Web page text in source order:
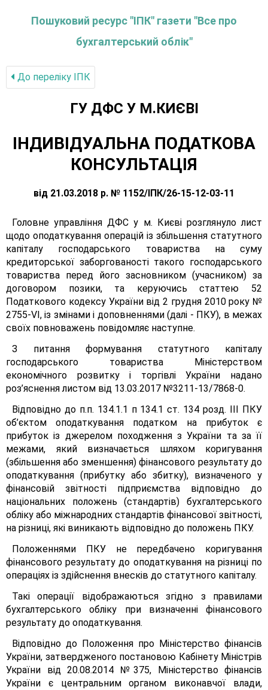
Пошуковий ресурс "ІПК" газети "Все про
бухгалтерський облік"
До переліку IПК
ГУ ДФС У М.КИЄВI
ІНДИВІДУАЛЬНА ПОДАТКОВА
КОНСУЛЬТАЦІЯ
від 21.03.2018 р. № 1152/ІПК/26-15-12-03-11
Головне управління ДФС у м. Києві розглянуло лист
щодо оподаткування операцій із збільшення статутного
капіталу господарського товариства на суму
кредиторської заборгованості такого господарського
товариства перед його засновником (учасником) за
договором позики, та керуючись статтею 52
Податкового кодексу України від 2 грудня 2010 року №
2755-VІ, із змінами і доповненнями (далі - ПКУ), в межах
своїх повноважень повідомляє наступне.
З питання формування статутного капіталу
господарського товариства Міністерством
економічного розвитку і торгівлі України надано
роз’яснення листом від 13.03.2017 №3211-13/7868-0.
Відповідно до п.п. 134.1.1 п 134.1 ст. 134 розд. III ПКУ
об’єктом оподаткування податком на прибуток є
прибуток із джерелом походження з України та за її
межами, який визначається шляхом коригування
(збільшення або зменшення) фінансового результату до
оподаткування (прибутку або збитку), визначеного у
фінансовій звітності підприємства відповідно до
національних положень (стандартів) бухгалтерського
обліку або міжнародних стандартів фінансової звітності,
на різниці, які виникають відповідно до положень ПКУ.
Положеннями ПКУ не передбачено коригування
фінансового результату до оподаткування на різниці по
операціях із здійснення внесків до статутного капіталу.
Такі операції відображаються згідно з правилами
бухгалтерського обліку при визначенні фінансового
результату до оподаткування.
Відповідно до Положення про Міністерство фінансів
України, затвердженого постановою Кабінету Міністрів
України від 20.08.2014 №375, Міністерство фінансів
України є центральним органом виконавчої влади,